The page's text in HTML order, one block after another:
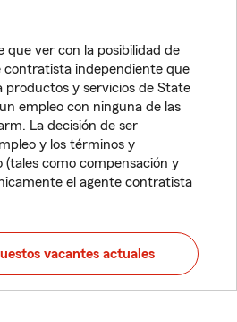
que ver con la posibilidad de
contratista independiente que
productos y servicios de State
empleo con ninguna de las
La decisión de ser
y los términos y
(tales como compensación y
el agente contratista
vacantes actuales